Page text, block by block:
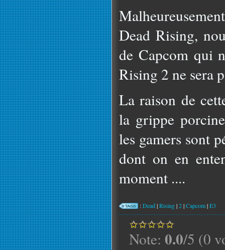
Dead Rising,
de Capcom qui
Rising 2 ne sera
La raison de
la grippe
les gamers sont
dont on en
moment ....
:Dead|Rising|2|Capcom|E3
Note: 0.0/5 (0